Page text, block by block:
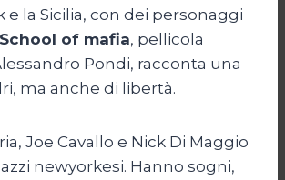
e la Sicilia, con dei personaggi
School of mafia, pellicola
Pondi, racconta una
ma anche di libertà.
Joe Cavallo e Nick Di Maggio
newyorkesi. Hanno sogni,